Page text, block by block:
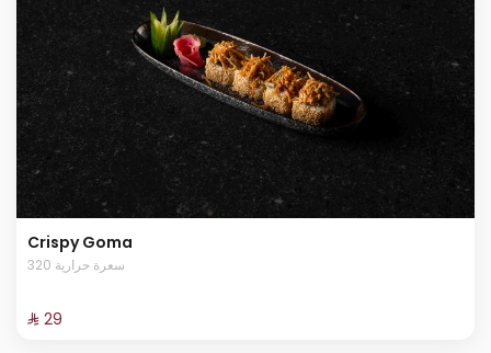
Crispy Goma
320 سعرة حرارية
⁨⁦‪‬ 29⁩